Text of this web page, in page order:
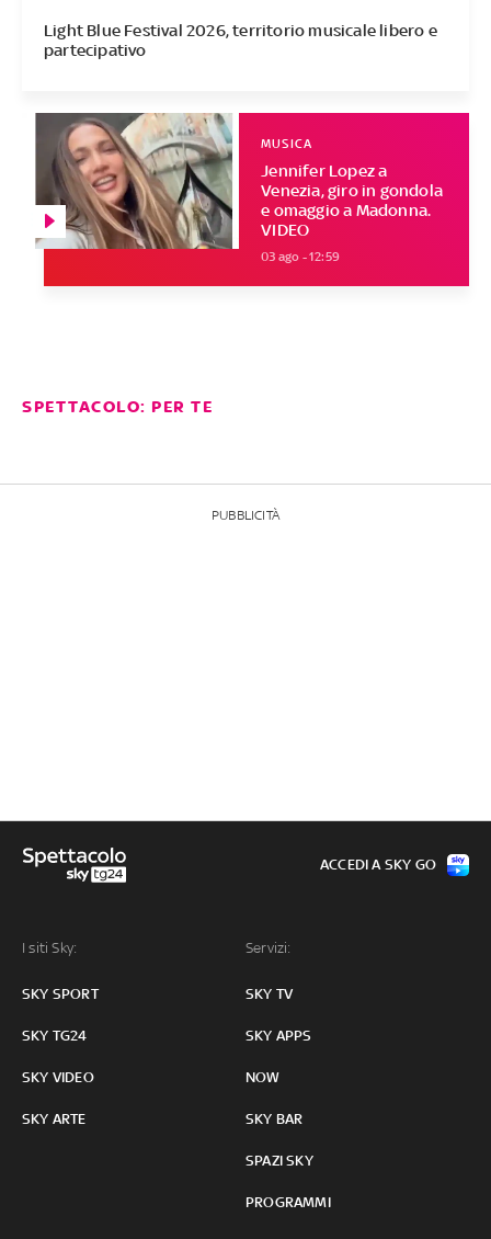
Light Blue Festival 2026, territorio musicale libero e
partecipativo
Jennifer Lopez a
Venezia, giro in gondola
e omaggio a Madonna.
VIDEO
MUSICA
03 ago - 12:59
SPETTACOLO: PER TE
PUBBLICITÀ
I siti Sky:
SKY SPORT
SKY TG24
SKY VIDEO
SKY ARTE
Servizi:
SKY TV
SKY APPS
NOW
SKY BAR
SPAZI SKY
PROGRAMMI
ACCEDI A SKY GO